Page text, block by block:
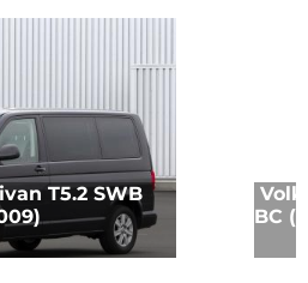
T5.2 SWB
BC